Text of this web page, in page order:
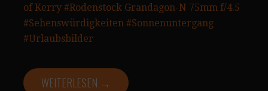
of Kerry #Rodenstock Grandagon-N 75mm f/4.5
#Sehenswürdigkeiten #Sonnenuntergang
#Urlaubsbilder
WEITERLESEN →